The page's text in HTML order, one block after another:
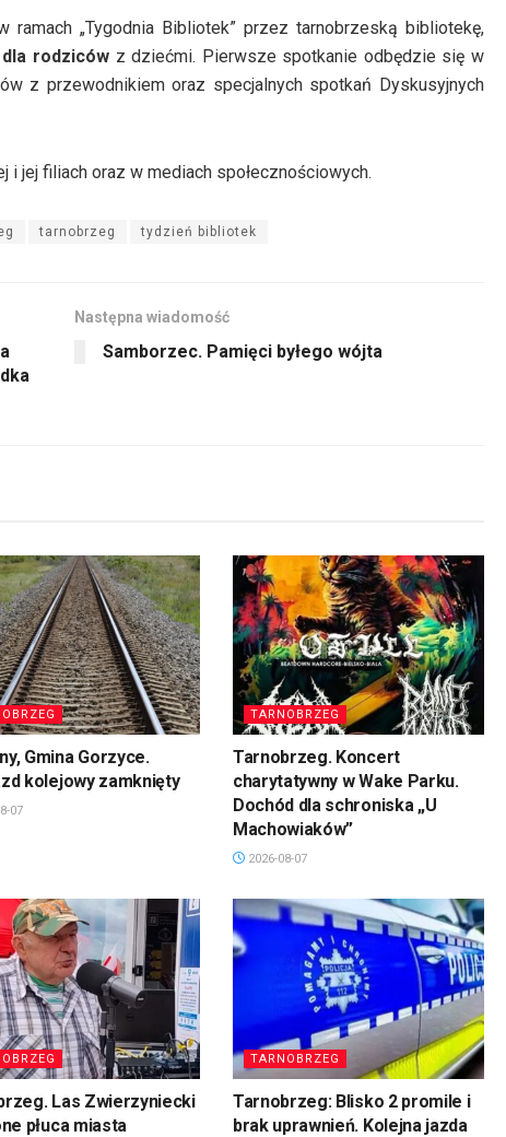
„Tygodnia Bibliotek” przez tarnobrzeską bibliotekę,
dla rodziców z dziećmi. Pierwsze spotkanie odbędzie się w
z przewodnikiem oraz specjalnych spotkań Dyskusyjnych
i jej filiach oraz w mediach społecznościowych.
tarnobrzeg tydzień bibliotek
Następna wiadomość
Samborzec. Pamięci byłego wójta
Gmina Gorzyce.
kolejowy zamknięty
07
TARNOBRZEG
Tarnobrzeg. Koncert
charytatywny w Wake Parku.
Dochód dla schroniska „U
Machowiaków”
2026-08-07
Las Zwierzyniecki
płuca miasta
TARNOBRZEG
Tarnobrzeg: Blisko 2 promile i
brak uprawnień. Kolejna jazda